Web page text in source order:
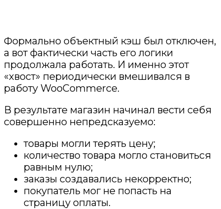
Формально объектный кэш был отключен,
а вот фактически часть его логики
продолжала работать. И именно этот
«хвост» периодически вмешивался в
работу WooCommerce.
В результате магазин начинал вести себя
совершенно непредсказуемо:
товары могли терять цену;
количество товара могло становиться
равным нулю;
заказы создавались некорректно;
покупатель мог не попасть на
страницу оплаты.